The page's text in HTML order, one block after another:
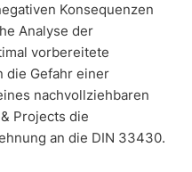
Konsequenzen
Analyse der
vorbereitete
die Gefahr einer
nachvollziehbaren
Projects die
an die DIN 33430.